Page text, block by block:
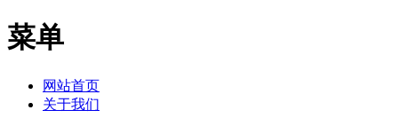
菜单
网站首页
关于我们